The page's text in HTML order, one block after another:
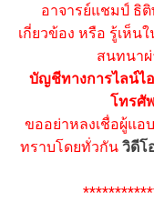
อาจารย์แชมป์ ธิ
เกี่ยวข้อง หรือ รู้เห็น
สนทนา
บัญชีทางการไลน์ไอ
โทรศั
ขออย่าหลงเชื่อผู้แอ
ทราบโดยทั่วกัน วิดีโ